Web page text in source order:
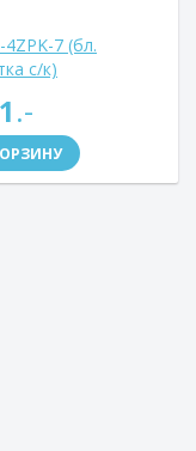
4ZPK-7 (бл.
с/к)
.-